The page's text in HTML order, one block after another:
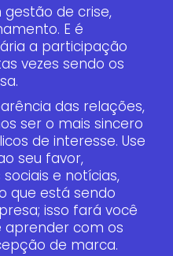
de crise,
E é
a participação
vezes sendo os
das relações,
ser o mais sincero
de interesse. Use
seu favor,
e notícias,
que está sendo
isso fará você
aprender com os
de marca.